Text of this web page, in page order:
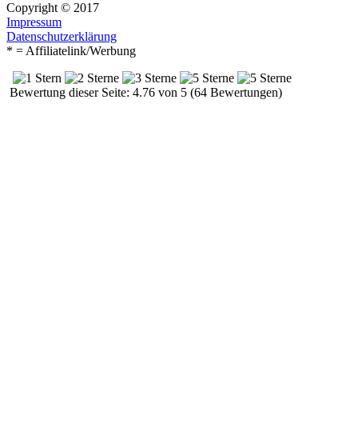
Copyright © 2017
Impressum
Datenschutzerklärung
* = Affiliatelink/Werbung
Bewertung dieser Seite: 4.76 von 5 (64 Bewertungen)